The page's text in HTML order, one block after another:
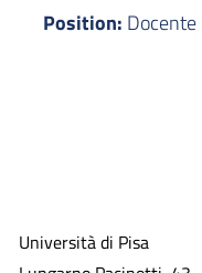
Position:
Università di Pisa